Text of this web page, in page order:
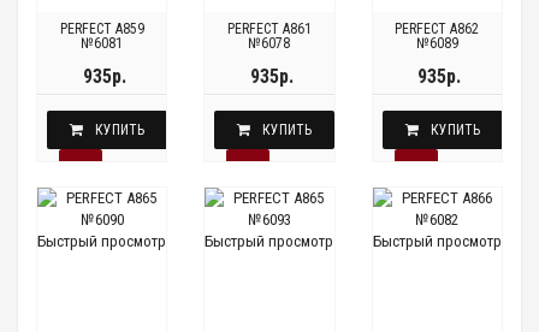
PERFECT A859
№6081
935р.
КУПИТЬ
PERFECT A861
№6078
935р.
КУПИТЬ
PERFECT A862
№6089
935р.
КУПИТЬ
Быстрый просмотр Быстрый просмотр Быстрый просмотр